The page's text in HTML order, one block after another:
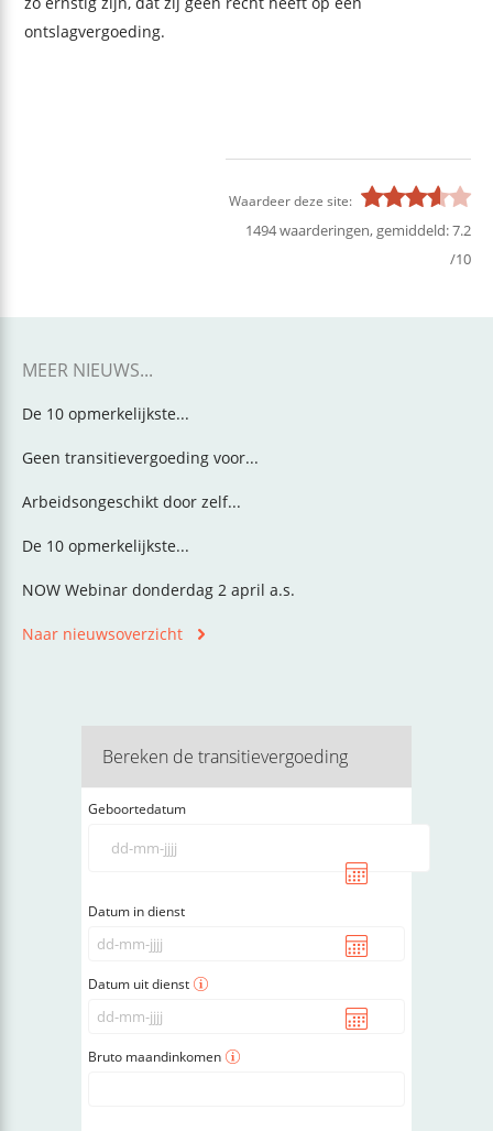
ontslagvergoeding.
Waardeer deze site:
1494waarderingen, gemiddeld:7.2
/10
MEER NIEUWS...
De 10 opmerkelijkste...
Geen transitievergoeding voor...
Arbeidsongeschikt door zelf...
De 10 opmerkelijkste...
NOW Webinar donderdag 2 april a.s.
Naar nieuwsoverzicht
Bereken de transitievergoeding
Geboortedatum
Datum in dienst
Datum uit dienst
Bruto maandinkomen